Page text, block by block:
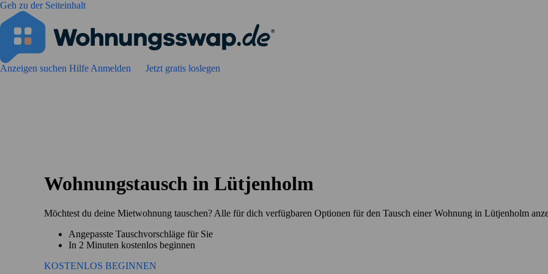
Geh zu der Seiteinhalt
Anzeigen suchen Hilfe Anmelden Jetzt gratis loslegen
Wohnungstausch in Lütjenholm
Möchtest du deine Mietwohnung tauschen? Alle für dich verfügbaren Optionen für den Tausch einer Wohnung in Lütjenholm
Angepasste Tauschvorschläge für Sie
In 2 Minuten kostenlos beginnen
KOSTENLOS BEGINNEN